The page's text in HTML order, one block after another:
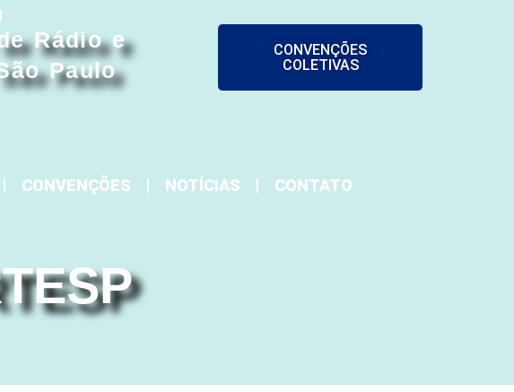
Rádio e
Paulo
CONVENÇÕES
COLETIVAS
CONVENÇÕES NOTÍCIAS CONTATO